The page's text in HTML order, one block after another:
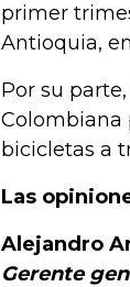
primer
Antioquia,
Por su
Colombiana
bicicletas a
Las
Alejandro
Gerente